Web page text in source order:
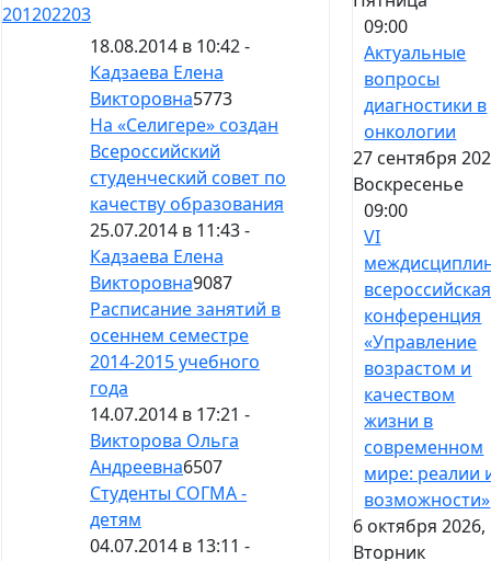
201202203
18.08.2014 в 10:42 -
Кадзаева Елена
Викторовна5773
На «Селигере» создан
Всероссийский
студенческий совет по
качеству образования
25.07.2014 в 11:43 -
Кадзаева Елена
Викторовна9087
Расписание занятий в
осеннем семестре
2014-2015 учебного
года
14.07.2014 в 17:21 -
Викторова Ольга
Андреевна6507
Студенты СОГМА -
детям
04.07.2014 в 13:11 -
09:00
Актуальные
вопросы
диагностики в
онкологии
27 сентября
Воскресенье
09:00
VI
всероссийская
конференция
«Управление
возрастом и
качеством
жизни в
современном
мире: реалии
возможности»
6 октября 2026,
Вторник